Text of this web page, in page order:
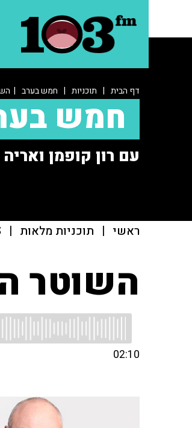
דף הבית | תוכניות | חמש בערב |
חמש
עם רון קופמן
ראשי | תוכניות מלאות |
השוטר
02:10